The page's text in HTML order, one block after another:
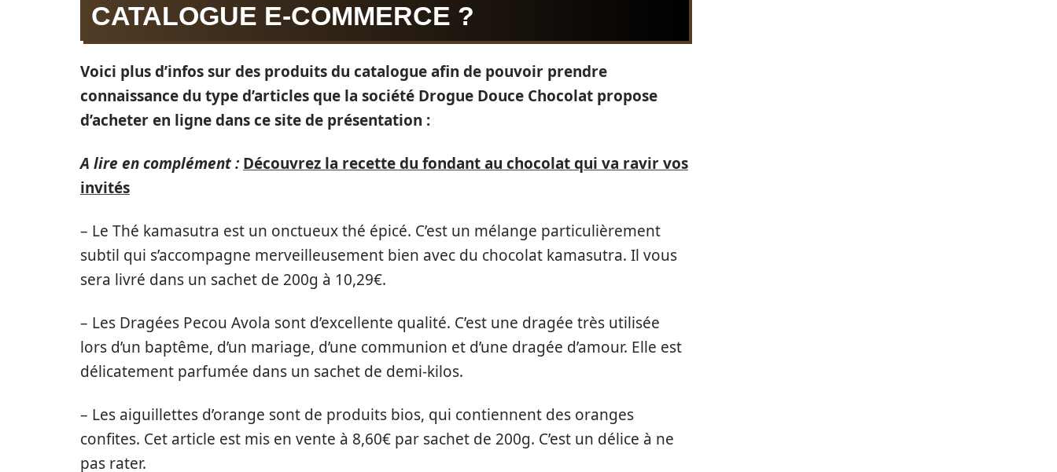
CATALOGUE E-COMMERCE ?
Voici plus d’infos sur des produits du catalogue afin de pouvoir prendre
connaissance du type d’articles que la société Drogue Douce Chocolat propose
d’acheter en ligne dans ce site de présentation :
A lire en complément : Découvrez la recette du fondant au chocolat qui va ravir vos
invités
– Le Thé kamasutra est un onctueux thé épicé. C’est un mélange particulièrement
subtil qui s’accompagne merveilleusement bien avec du chocolat kamasutra. Il vous
sera livré dans un sachet de 200g à 10,29€.
– Les Dragées Pecou Avola sont d’excellente qualité. C’est une dragée très utilisée
lors d’un baptême, d’un mariage, d’une communion et d’une dragée d’amour. Elle est
délicatement parfumée dans un sachet de demi-kilos.
– Les aiguillettes d’orange sont de produits bios, qui contiennent des oranges
confites. Cet article est mis en vente à 8,60€ par sachet de 200g. C’est un délice à ne
pas rater.